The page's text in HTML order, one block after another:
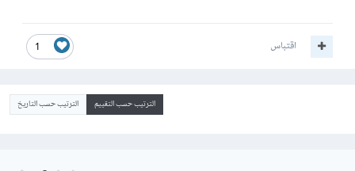
1 اقتباس
الترتيب حسب التقييم الترتيب حسب التاريخ